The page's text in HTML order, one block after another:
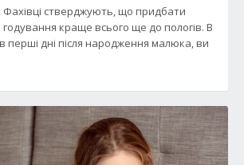
стверджують, що придбати
краще всього ще до пологів. В
перші дні після народження малюка, ви